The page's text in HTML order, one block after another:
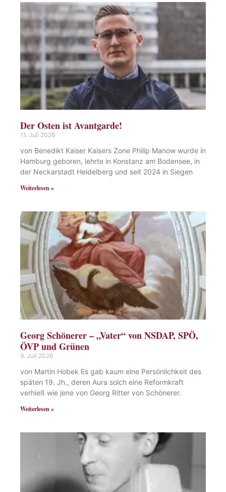
Der Osten ist Avantgarde!
11. Juli 2026
von Benedikt Kaiser Kaisers Zone Philip Manow wurde in
Hamburg geboren, lehrte in Konstanz am Bodensee, in
der Neckarstadt Heidelberg und seit 2024 in Siegen
Weiterlesen »
Georg Schönerer – „Vater“ von NSDAP, SPÖ,
ÖVP und Grünen
9. Juli 2026
von Martin Hobek Es gab kaum eine Persönlichkeit des
späten 19. Jh., deren Aura solch eine Reformkraft
verhieß wie jene von Georg Ritter von Schönerer.
Weiterlesen »